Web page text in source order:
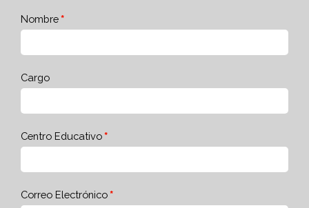
Nombre
Cargo
Centro Educativo
Correo Electrónico